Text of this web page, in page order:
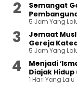
Semangat
Ahmadiyah
5 Jam Yang
Jemaat
Gereja
5 Jam Yang
Menjadi
Diajak
1 Hari Yang Lalu